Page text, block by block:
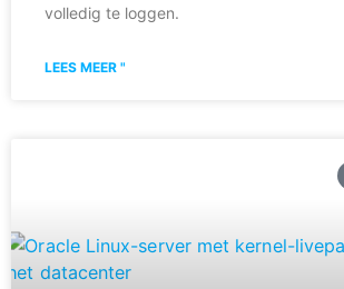
volledig te loggen.
LEES MEER "